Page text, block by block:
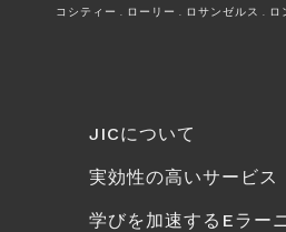
コシティー . ローリー . ロサンゼルス . ロ
JICについて
実効性の高いサービス
学びを加速するEラー